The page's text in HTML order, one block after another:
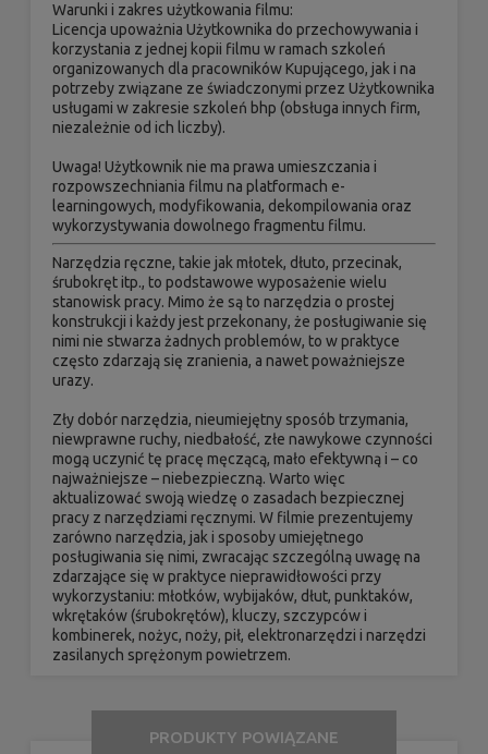
Warunki i zakres użytkowania filmu:
Licencja upoważnia Użytkownika do przechowywania i
korzystania z jednej kopii filmu w ramach szkoleń
organizowanych dla pracowników Kupującego, jak i na
potrzeby związane ze świadczonymi przez Użytkownika
usługami w zakresie szkoleń bhp (obsługa innych firm,
niezależnie od ich liczby).
Uwaga! Użytkownik nie ma prawa umieszczania i
rozpowszechniania filmu na platformach e-
learningowych, modyfikowania, dekompilowania oraz
wykorzystywania dowolnego fragmentu filmu.
Narzędzia ręczne, takie jak młotek, dłuto, przecinak,
śrubokręt itp., to podstawowe wyposażenie wielu
stanowisk pracy. Mimo że są to narzędzia o prostej
konstrukcji i każdy jest przekonany, że posługiwanie się
nimi nie stwarza żadnych problemów, to w praktyce
często zdarzają się zranienia, a nawet poważniejsze
urazy.
Zły dobór narzędzia, nieumiejętny sposób trzymania,
niewprawne ruchy, niedbałość, złe nawykowe czynności
mogą uczynić tę pracę męczącą, mało efektywną i – co
najważniejsze – niebezpieczną. Warto więc
aktualizować swoją wiedzę o zasadach bezpiecznej
pracy z narzędziami ręcznymi. W filmie prezentujemy
zarówno narzędzia, jak i sposoby umiejętnego
posługiwania się nimi, zwracając szczególną uwagę na
zdarzające się w praktyce nieprawidłowości przy
wykorzystaniu: młotków, wybijaków, dłut, punktaków,
wkrętaków (śrubokrętów), kluczy, szczypców i
kombinerek, nożyc, noży, pił, elektronarzędzi i narzędzi
zasilanych sprężonym powietrzem.
PRODUKTY POWIĄZANE